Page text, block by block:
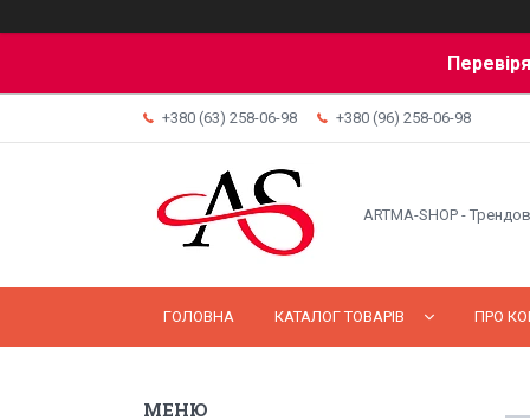
+380 (63) 258-06-98 +380 (96) 258-06-98
ARTMA-SHOP -
ГОЛОВНА КАТАЛОГ ТОВАРІВ ПРО